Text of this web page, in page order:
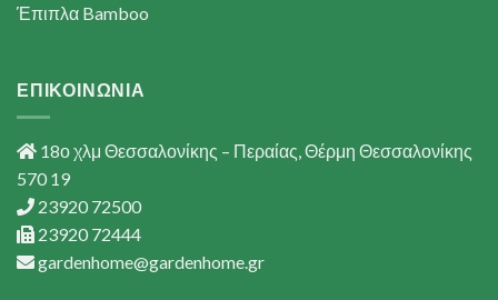
Έπιπλα Bamboo
ΕΠΙΚΟΙΝΩΝΙΑ
18ο χλμ Θεσσαλονίκης – Περαίας, Θέρμη Θεσσαλονίκης
570 19
23920 72500
23920 72444
gardenhome@gardenhome.gr